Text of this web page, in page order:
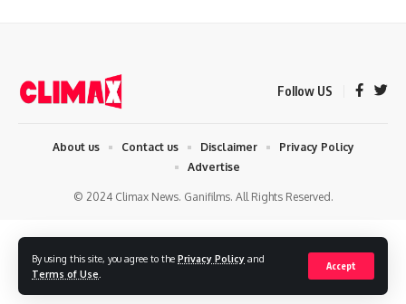
By using this site, you agree to the Privacy Policy and
Terms of Use
Accept
Follow US
© 2024 Climax News. Ganifilms. All Rights Reserved.
About us Contact us Disclaimer
Privacy Policy
Advertise